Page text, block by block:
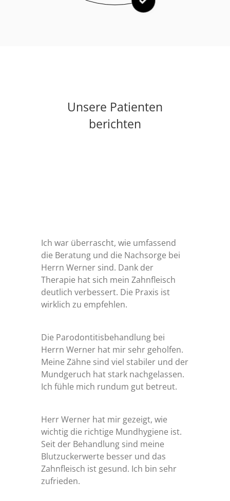
Unsere Patienten
berichten
Ich war überrascht, wie umfassend
die Beratung und die Nachsorge bei
Herrn Werner sind. Dank der
Therapie hat sich mein Zahnfleisch
deutlich verbessert. Die Praxis ist
wirklich zu empfehlen.
Die Parodontitisbehandlung bei
Herrn Werner hat mir sehr geholfen.
Meine Zähne sind viel stabiler und der
Mundgeruch hat stark nachgelassen.
Ich fühle mich rundum gut betreut.
Herr Werner hat mir gezeigt, wie
wichtig die richtige Mundhygiene ist.
Seit der Behandlung sind meine
Blutzuckerwerte besser und das
Zahnfleisch ist gesund. Ich bin sehr
zufrieden.